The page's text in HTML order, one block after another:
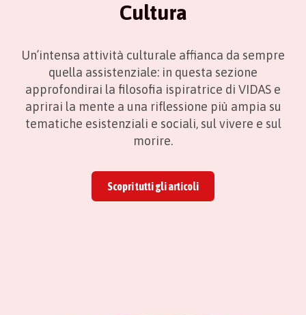
Cultura
Un’intensa attività culturale affianca da sempre
quella assistenziale: in questa sezione
approfondirai la filosofia ispiratrice di VIDAS e
aprirai la mente a una riflessione più ampia su
tematiche esistenziali e sociali, sul vivere e sul
morire.
Scopri tutti gli articoli